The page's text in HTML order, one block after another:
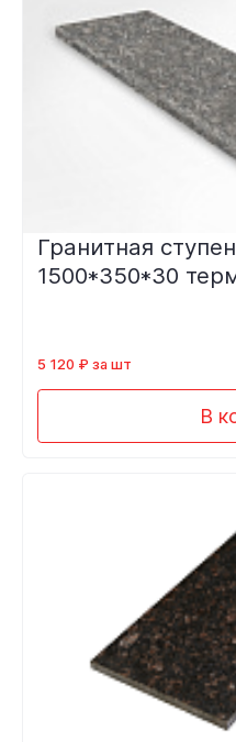
Гранитная
1500*350*30
5 120 ₽ за шт
В